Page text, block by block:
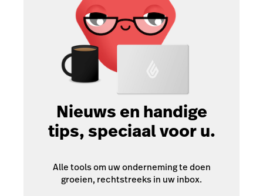
Nieuws en handige
tips, speciaal voor u.
Alle tools om uw onderneming te doen
groeien, rechtstreeks in uw inbox.